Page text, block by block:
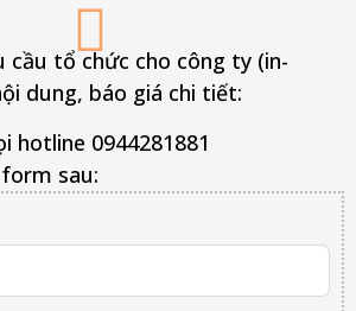
cầu tổ chức cho công ty (in-
dung, báo giá chi tiết:
hotline 0944281881
sau: